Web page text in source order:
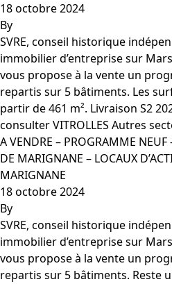
18 octobre 2024
By
SVRE, conseil historique
immobilier d’entreprise sur
vous propose à la vente un
repartis sur 5 bâtiments. Les
partir de 461 m². Livraison S2
consulter VITROLLES Autres
A VENDRE – PROGRAMME NEUF
DE MARIGNANE – LOCAUX
MARIGNANE
18 octobre 2024
By
SVRE, conseil historique
immobilier d’entreprise sur
vous propose à la vente un
repartis sur 5 bâtiments. Reste